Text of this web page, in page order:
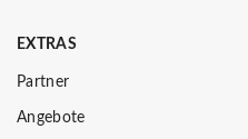
EXTRAS
Partner
Angebote